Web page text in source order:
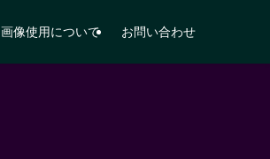
画像使用について お問い合わせ